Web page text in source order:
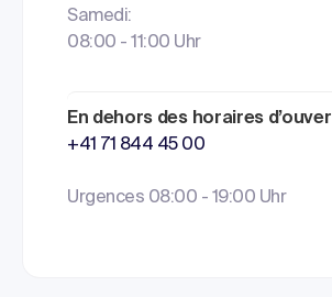
Samedi:
08:00 - 11:00 Uhr
En dehors des horaires
+41 71 844 45 00
Urgences 08:00 - 19:00 Uhr